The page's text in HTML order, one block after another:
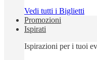
Vedi tutti i Biglietti
Promozioni
Ispirati
Ispirazioni per i tuoi